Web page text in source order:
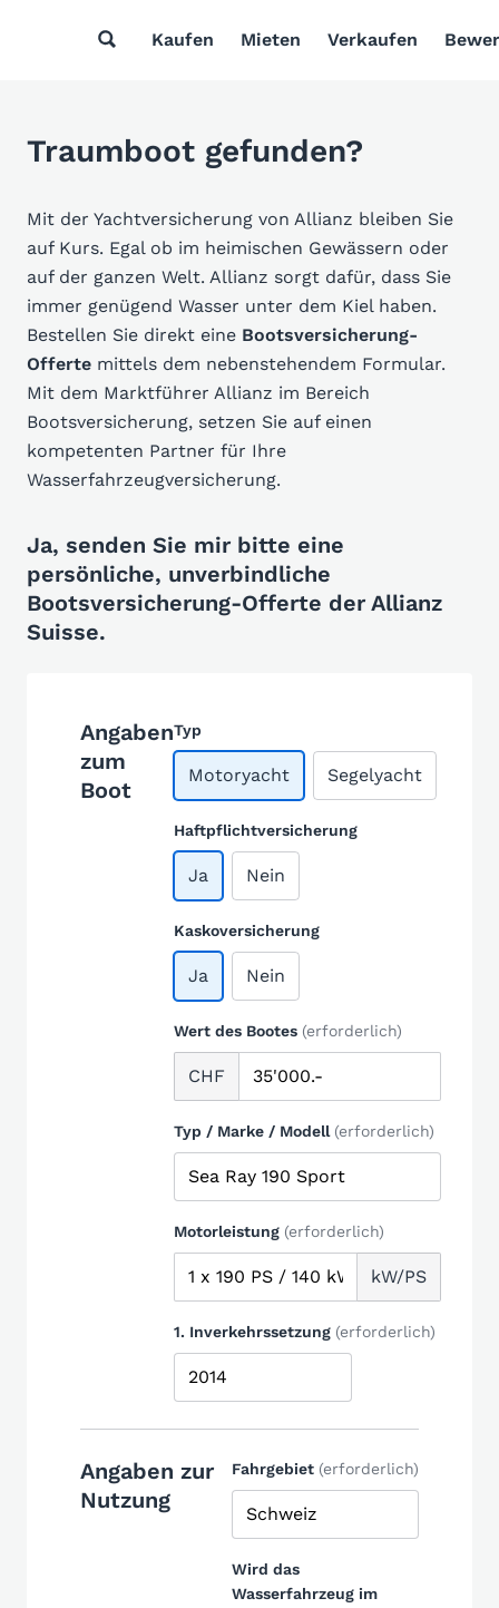
Kaufen Mieten Verkaufen
Traumboot gefunden?
Mit der Yachtversicherung von Allianz bleiben Sie
auf Kurs. Egal ob im heimischen Gewässern oder
auf der ganzen Welt. Allianz sorgt dafür, dass Sie
immer genügend Wasser unter dem Kiel haben.
Bestellen Sie direkt eine Bootsversicherung-
Offerte mittels dem nebenstehendem Formular.
Mit dem Marktführer Allianz im Bereich
Bootsversicherung, setzen Sie auf einen
kompetenten Partner für Ihre
Wasserfahrzeugversicherung.
Ja, senden Sie mir bitte eine
persönliche, unverbindliche
Bootsversicherung-Offerte der Allianz
Suisse.
Angaben
zum
Boot
Typ
Motoryacht Segelyacht
Haftpflichtversicherung
Ja Nein
Kaskoversicherung
Ja Nein
Wert des Bootes (erforderlich)
CHF
Typ / Marke / Modell (erforderlich)
Motorleistung (erforderlich)
kW/PS
1. Inverkehrssetzung (erforderlich)
Angaben zur
Nutzung
Fahrgebiet (erforderlich)
Wird das
Wasserfahrzeug im